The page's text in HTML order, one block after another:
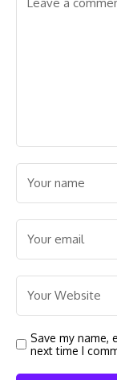
Save my name,
next time I